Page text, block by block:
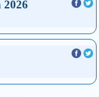
2026